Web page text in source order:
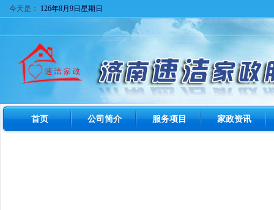
今天是： 126年8月9日星期日
首页 公司简介 服务项目 家政资讯